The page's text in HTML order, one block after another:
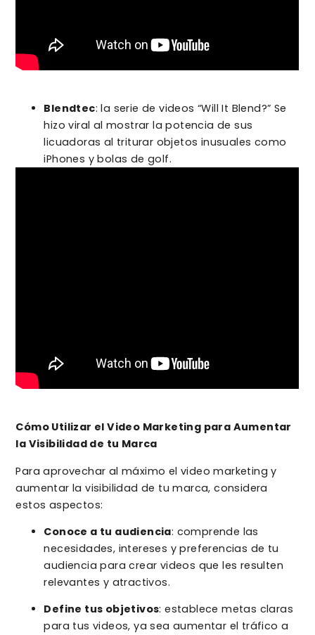
Blendtec: la serie de videos “Will It Blend?” Se
hizo viral al mostrar la potencia de sus
licuadoras al triturar objetos inusuales como
iPhones y bolas de golf.
Cómo Utilizar el Video Marketing para Aumentar
la Visibilidad de tu Marca
Para aprovechar al máximo el video marketing y
aumentar la visibilidad de tu marca, considera
estos aspectos:
Conoce a tu audiencia: comprende las
necesidades, intereses y preferencias de tu
audiencia para crear videos que les resulten
relevantes y atractivos.
Define tus objetivos: establece metas claras
para tus videos, ya sea aumentar el tráfico a